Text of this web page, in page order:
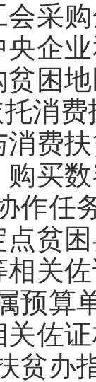
采
企
困
消
费
买
作任
贫
关
预算
佐
贫